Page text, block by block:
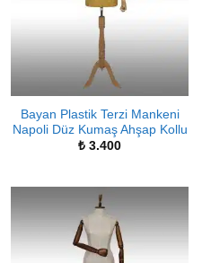
Bayan Plastik Terzi Mankeni
Napoli Düz Kumaş Ahşap Kollu
₺ 3.400